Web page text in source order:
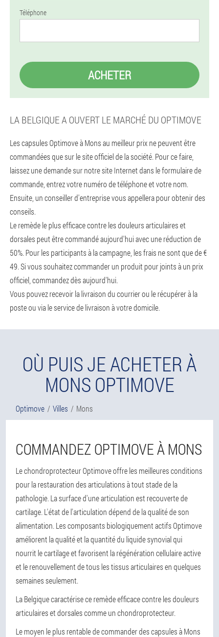
Téléphone
ACHETER
LA BELGIQUE A OUVERT LE MARCHÉ DU OPTIMOVE
Les capsules Optimove à Mons au meilleur prix ne peuvent être
commandées que sur le site officiel de la société. Pour ce faire,
laissez une demande sur notre site Internet dans le formulaire de
commande, entrez votre numéro de téléphone et votre nom.
Ensuite, un conseiller d'entreprise vous appellera pour obtenir des
conseils.
Le remède le plus efficace contre les douleurs articulaires et
dorsales peut être commandé aujourd'hui avec une réduction de
50%. Pour les participants à la campagne, les frais ne sont que de €
49. Si vous souhaitez commander un produit pour joints à un prix
officiel, commandez dès aujourd'hui.
Vous pouvez recevoir la livraison du courrier ou le récupérer à la
poste ou via le service de livraison à votre domicile.
OÙ PUIS JE ACHETER À
MONS OPTIMOVE
Optimove Villes Mons
COMMANDEZ OPTIMOVE À MONS
Le chondroprotecteur Optimove offre les meilleures conditions
pour la restauration des articulations à tout stade de la
pathologie. La surface d'une articulation est recouverte de
cartilage. L'état de l'articulation dépend de la qualité de son
alimentation. Les composants biologiquement actifs Optimove
améliorent la qualité et la quantité du liquide synovial qui
nourrit le cartilage et favorisent la régénération cellulaire active
et le renouvellement de tous les tissus articulaires en quelques
semaines seulement.
La Belgique caractérise ce remède efficace contre les douleurs
articulaires et dorsales comme un chondroprotecteur.
Le moyen le plus rentable de commander des capsules à Mons